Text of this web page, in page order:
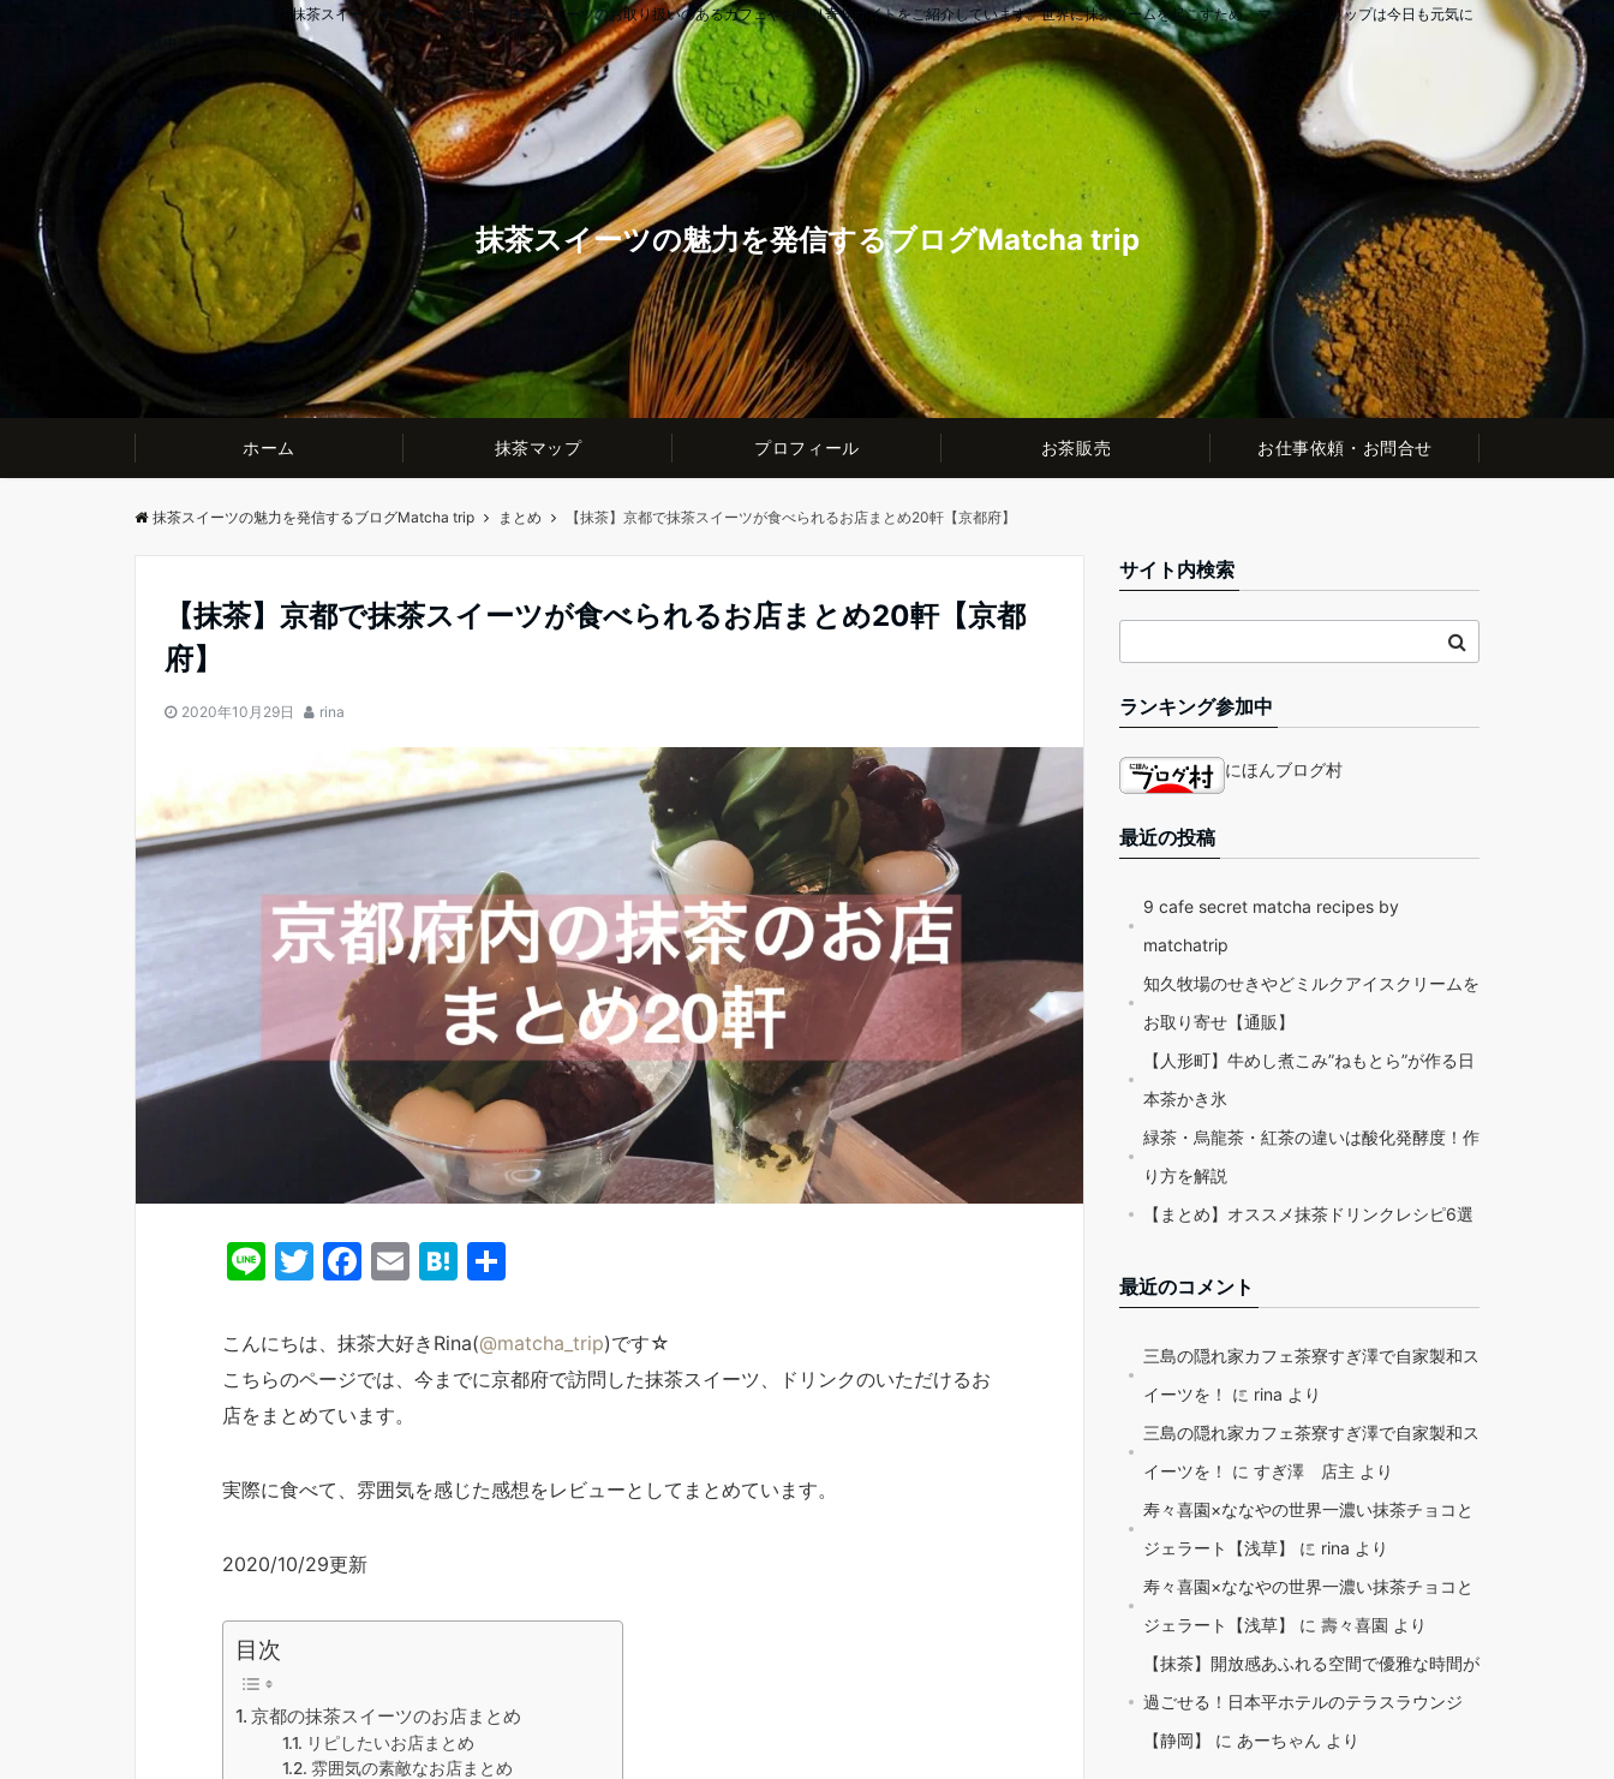
日本全国900店舗以上の抹茶スイーツを食べたマニアが、抹茶スイーツのお取り扱いのあるカフェやお取り寄せサイトをご紹介しています。世界に抹茶ブームを起こすため、マッチャトリップは今日も元気に
抹茶スイーツの魅力を発信するブログMatcha trip
ホーム 抹茶マップ プロフィール お茶販売 お仕事依頼・お問合せ
抹茶スイーツの魅力を発信するブログMatcha trip まとめ 【抹茶】京都で抹茶スイーツが食べられるお店まとめ20軒【京都府】
【抹茶】京都で抹茶スイーツが食べられるお店まとめ20軒【京都
府】
2020年10月29日 rina
Li
e
T
itt
er
F
c
e
b
o
E
ai
l
H
e
n
こんにちは、抹茶大好きRina(@matcha_trip)です☆
こちらのページでは、今までに京都府で訪問した抹茶スイーツ、ドリンクのいただけるお
店をまとめています。
実際に食べて、雰囲気を感じた感想をレビューとしてまとめています。
2020/10/29更新
目次
京都の抹茶スイーツのお店まとめ
リピしたいお店まとめ
雰囲気の素敵なお店まとめ
サイト内検索
ランキング参加中
にほんブログ村
最近の投稿
9 cafe secret matcha recipes by
matchatrip
知久牧場のせきやどミルクアイスクリームを
お取り寄せ【通販】
【人形町】牛めし煮こみ”ねもとら”が作る日
本茶かき氷
緑茶・烏龍茶・紅茶の違いは酸化発酵度！作
り方を解説
【まとめ】オススメ抹茶ドリンクレシピ6選
最近のコメント
三島の隠れ家カフェ茶寮すぎ澤で自家製和ス
イーツを！
に rina より
三島の隠れ家カフェ茶寮すぎ澤で自家製和ス
イーツを！
に すぎ澤 店主 より
寿々喜園×ななやの世界一濃い抹茶チョコと
ジェラート【浅草】
に rina より
寿々喜園×ななやの世界一濃い抹茶チョコと
ジェラート【浅草】
に 壽々喜園 より
【抹茶】開放感あふれる空間で優雅な時間が
過ごせる！日本平ホテルのテラスラウンジ
【静岡】
に あーちゃん より